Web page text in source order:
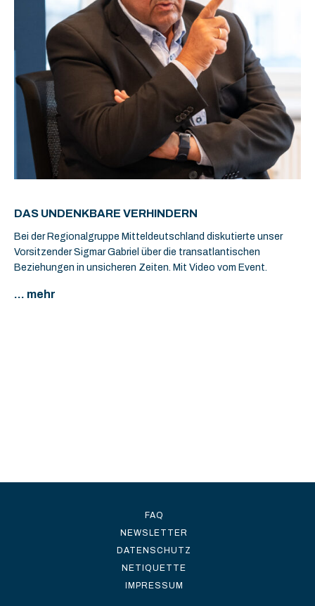
DAS UNDENKBARE VERHINDERN
Bei der Regionalgruppe Mitteldeutschland diskutierte unser
Vorsitzender Sigmar Gabriel über die transatlantischen
Beziehungen in unsicheren Zeiten. Mit Video vom Event.
... mehr
FAQ
NEWSLETTER
DATENSCHUTZ
NETIQUETTE
IMPRESSUM